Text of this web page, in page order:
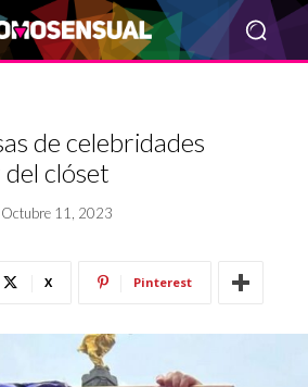
de celebridades
clóset
Octubre 11, 2023
X Pinterest